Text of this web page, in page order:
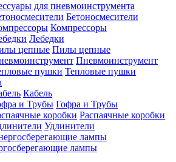
для пневмоинструмента
Бетоносмесители
Компрессоры
Лебедки
Пилы цепные
Пневмоинструмент
Тепловые пушки
Кабель
Гофра и Трубы
Распаячные коробки
Удлинители
лампы